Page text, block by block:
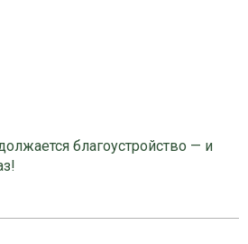
благоустройство — и